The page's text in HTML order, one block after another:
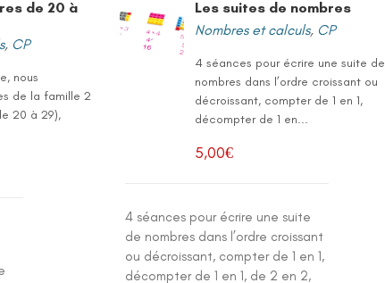
de 20 à
, CP
nous
de la famille 2
20 à 29),
Les suites de nombres
Nombres et calculs, CP
4 séances pour écrire une suite de
nombres dans l’ordre croissant ou
décroissant, compter de 1 en 1,
décompter de 1 en...
5,00€
4 séances pour écrire une suite
de nombres dans l’ordre croissant
ou décroissant, compter de 1 en 1,
décompter de 1 en 1, de 2 en 2,